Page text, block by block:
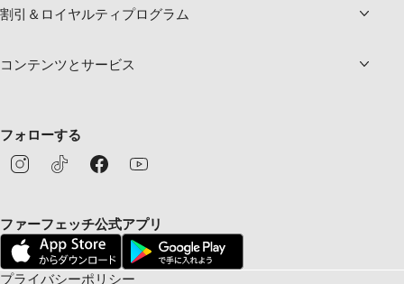
割引＆ロイヤルティプログラム
コンテンツとサービス
フォローする
ファーフェッチ公式アプリ
プライバシーポリシー